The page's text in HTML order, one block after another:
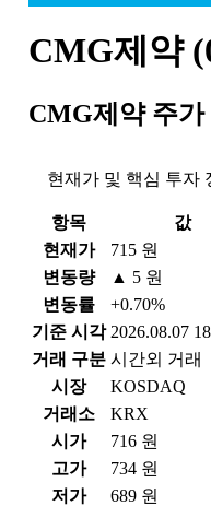
CMG제약
CMG제약 주가
현재가 및 핵심 투자
항목
값
현재가
715 원
변동량
▲ 5 원
변동률
+0.70%
기준 시각 2026.08.07
거래 구분 시간외 거래
시장
KOSDAQ
거래소
KRX
시가
716 원
고가
734 원
저가
689 원